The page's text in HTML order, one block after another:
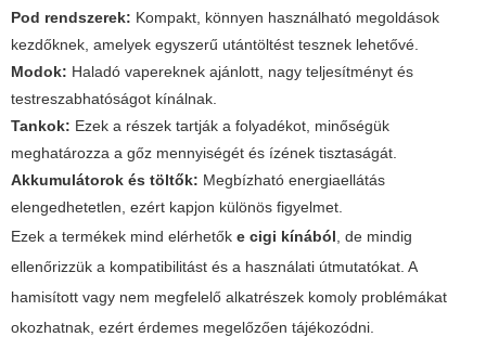
Pod rendszerek: Kompakt, könnyen használható megoldások
kezdőknek, amelyek egyszerű utántöltést tesznek lehetővé.
Modok: Haladó vapereknek ajánlott, nagy teljesítményt és
testreszabhatóságot kínálnak.
Tankok: Ezek a részek tartják a folyadékot, minőségük
meghatározza a gőz mennyiségét és ízének tisztaságát.
Akkumulátorok és töltők: Megbízható energiaellátás
elengedhetetlen, ezért kapjon különös figyelmet.
Ezek a termékek mind elérhetők e cigi kínából, de mindig
ellenőrizzük a kompatibilitást és a használati útmutatókat. A
hamisított vagy nem megfelelő alkatrészek komoly problémákat
okozhatnak, ezért érdemes megelőzően tájékozódni.